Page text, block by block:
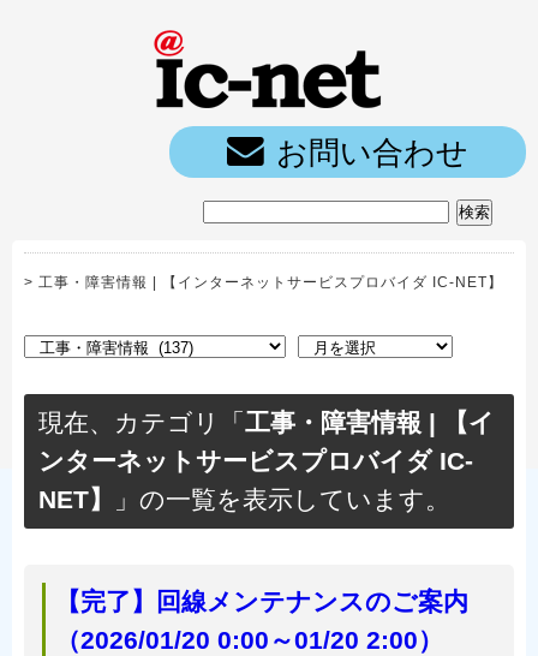
お問い合わせ
> 工事・障害情報 | 【インターネットサービスプロバイダ IC-NET】
現在、カテゴリ「 工事・障害情報 | 【イ
ンターネットサービスプロバイダ IC-
NET】
」の一覧を表示しています。
【完了】回線メンテナンスのご案内
（2026/01/20 0:00～01/20 2:00）